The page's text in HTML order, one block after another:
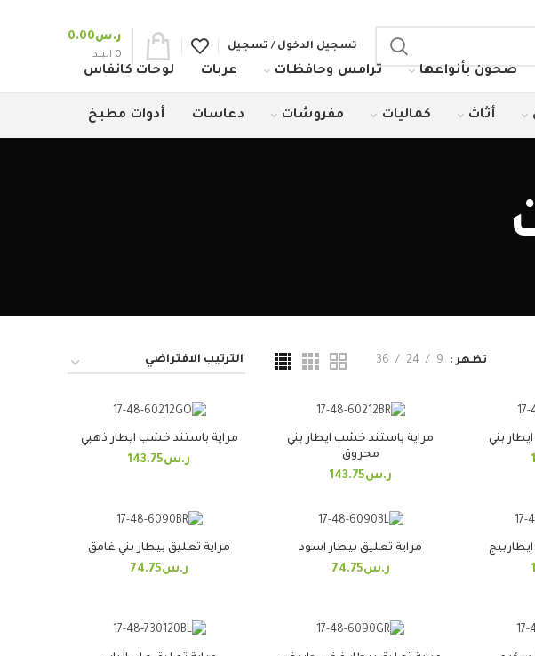
تسجيل الدخول / تسجيل
0 البند
ر.س0.00
صحون بأنواعها ترامس وحافظات عربات لوحات كانفاس
أثاث كماليات مفروشات دعاسات أدوات مطبخ
تظهر 9
24
36
بني
مراية باستند خشب ايطار بني
محروق
ر.س143.75
مراية باستند خشب ايطار ذهبي
ر.س143.75
مراية تعليق بيطار اسود
ر.س74.75
مراية تعليق بيطار بني غامق
ر.س74.75